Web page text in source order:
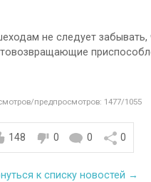
не следует
предпросмотров: 1477/1055
148 0 0 0
к списку новостей →